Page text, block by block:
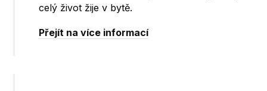
celý život žije v bytě.
Přejít na více informací